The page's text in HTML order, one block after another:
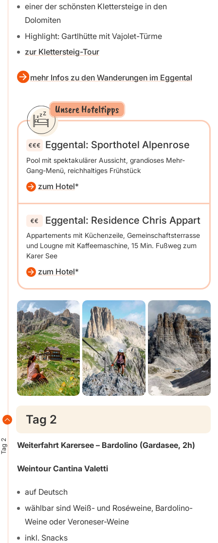
einer der schönsten Klettersteige in den
Dolomiten
Highlight: Gartlhütte mit Vajolet-Türme
zur Klettersteig-Tour
mehr Infos zu den Wanderungen im Eggental
Unsere Hoteltipps
Eggental: Sporthotel Alpenrose
Pool mit spektakulärer Aussicht, grandioses Mehr-
Gang-Menü, reichhaltiges Frühstück
zum Hotel
Eggental: Residence Chris Appart
Appartements mit Küchenzeile, Gemeinschaftsterrasse
und Lougne mit Kaffeemaschine, 15 Min. Fußweg zum
Karer See
zum Hotel
Tag 2
Tag 2
Weiterfahrt Karersee – Bardolino (Gardasee, 2h)
Weintour Cantina Valetti
auf Deutsch
wählbar sind Weiß- und Roséweine, Bardolino-
Weine oder Veroneser-Weine
inkl. Snacks